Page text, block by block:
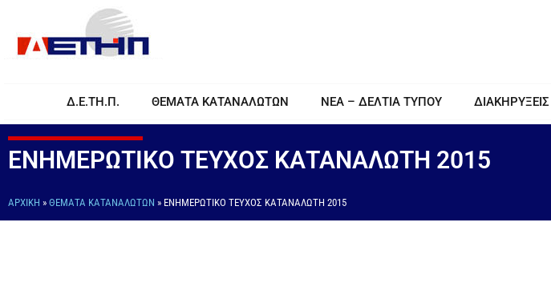
Δ.Ε.ΤΗ.Π. ΘΕΜΑΤΑ ΚΑΤΑΝΑΛΩΤΩΝ ΝΕΑ – ΔΕΛΤΙΑ ΤΥΠΟΥ ΔΙΑΚΗΡΥΞΕΙΣ
ΕΝΗΜΕΡΩΤΙΚΟ ΤΕΥΧΟΣ ΚΑΤΑΝΑΛΩΤΗ 2015
ΑΡΧΙΚΉ » ΘΕΜΑΤΑ ΚΑΤΑΝΑΛΩΤΩΝ » ΕΝΗΜΕΡΩΤΙΚΟ ΤΕΥΧΟΣ ΚΑΤΑΝΑΛΩΤΗ 2015